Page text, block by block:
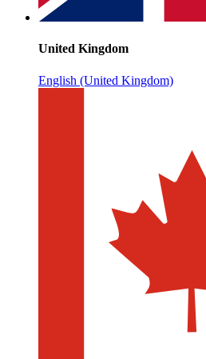
United Kingdom
English (United Kingdom)